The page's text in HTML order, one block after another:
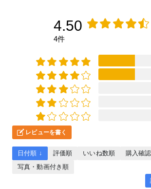
4.50
4件
レビューを書く
日付順 ↓ 評価順 いいね数順
購入確
写真・動画付き順